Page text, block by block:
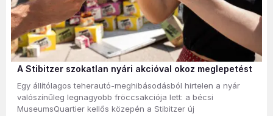
A Stibitzer szokatlan nyári akcióval okoz meglepetést
Egy állítólagos teherautó-meghibásodásból hirtelen a nyár
valószínűleg legnagyobb fröccsakciója lett: a bécsi
MuseumsQuartier kellős közepén a Stibitzer új